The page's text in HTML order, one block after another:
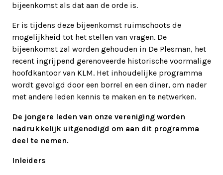
bijeenkomst als dat aan de orde is.
Er is tijdens deze bijeenkomst ruimschoots de
mogelijkheid tot het stellen van vragen. De
bijeenkomst zal worden gehouden in De Plesman, het
recent ingrijpend gerenoveerde historische voormalige
hoofdkantoor van KLM. Het inhoudelijke programma
wordt gevolgd door een borrel en een diner, om nader
met andere leden kennis te maken en te netwerken.
De jongere leden van onze vereniging worden
nadrukkelijk uitgenodigd om aan dit programma
deel te nemen.
Inleiders